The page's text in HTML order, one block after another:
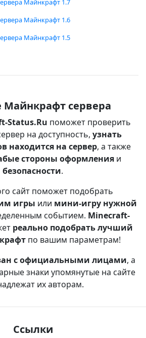
Майнкрафт 1.7
Майнкрафт 1.6
Майнкрафт 1.5
Майнкрафт сервера
Status.Ru поможет проверить
на доступность, узнать
находится на сервер, а также
стороны оформления и
безопасности.
сайт поможет подобрать
игры или мини-игру нужной
событием. Minecraft-
реально подобрать лучший
по вашим параметрам!
с официальными лицами, а
знаки упомянутые на сайте
их авторам.
Ссылки